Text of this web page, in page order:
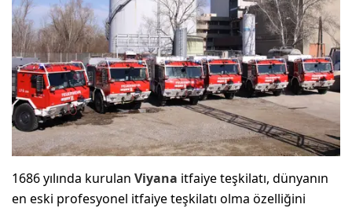
1686 yılında kurulan Viyana itfaiye teşkilatı, dünyanın
en eski profesyonel itfaiye teşkilatı olma özelliğini